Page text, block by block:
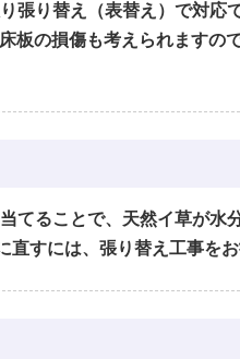
り替え（表替え）で対
の損傷も考えられます
てることで、天然イ草が
すには、張り替え工事をお